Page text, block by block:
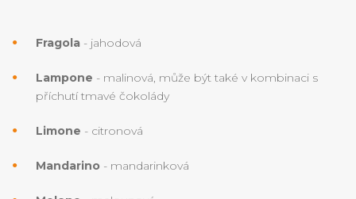
Fragola - jahodová
Lampone - malinová, může být také v kombinaci s
příchutí tmavé čokolády
Limone - citronová
Mandarino - mandarinková